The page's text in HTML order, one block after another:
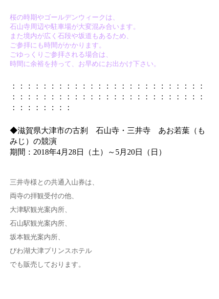
桜の時期やゴールデンウィークは、
石山寺周辺や駐車場が大変混み合います。
また境内が広く石段や坂道もあるため、
ご参拝にも時間がかかります。
ごゆっくりご参拝される場合は、
時間に余裕を持って、お早めにお出かけ下さい。
：：：：：：：：：：：：：：：：：：：：：：：：：
：：：：：：：：：：：：：：：：：：：：：：：：：
：：：：：：：：
◆滋賀県大津市の古刹 石山寺・三井寺 あお若葉（も
みじ）の競演
期間：2018年4月28日（土）～5月20日（日）
三井寺様との共通入山券は、
両寺の拝観受付の他、
大津駅観光案内所、
石山駅観光案内所、
坂本観光案内所、
びわ湖大津プリンスホテル
でも販売しております。